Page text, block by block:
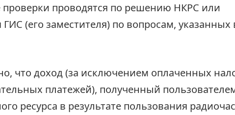
проводятся по решению НКРС или
ГИС (его заместителя) по вопросам, указанных
что доход (за исключением оплаченных
платежей), полученный
ресурса в результате пользования